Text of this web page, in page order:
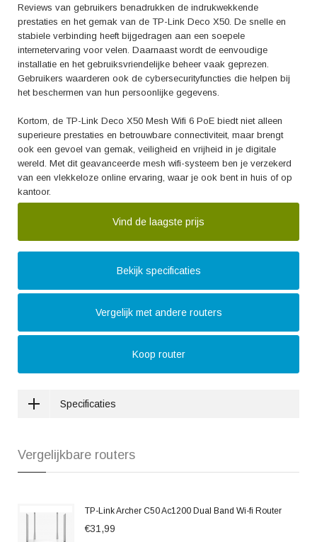
Reviews van gebruikers benadrukken de indrukwekkende
prestaties en het gemak van de TP-Link Deco X50. De snelle en
stabiele verbinding heeft bijgedragen aan een soepele
internetervaring voor velen. Daarnaast wordt de eenvoudige
installatie en het gebruiksvriendelijke beheer vaak geprezen.
Gebruikers waarderen ook de cybersecurityfuncties die helpen bij
het beschermen van hun persoonlijke gegevens.
Kortom, de TP-Link Deco X50 Mesh Wifi 6 PoE biedt niet alleen
superieure prestaties en betrouwbare connectiviteit, maar brengt
ook een gevoel van gemak, veiligheid en vrijheid in je digitale
wereld. Met dit geavanceerde mesh wifi-systeem ben je verzekerd
van een vlekkeloze online ervaring, waar je ook bent in huis of op
kantoor.
Vind de laagste prijs
Bekijk specificaties
Vergelijk met andere routers
Koop router
Specificaties
Vergelijkbare routers
TP-Link Archer C50 Ac1200 Dual Band Wi-fi Router
€31,99